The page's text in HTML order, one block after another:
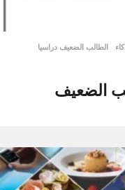
,
الطالب الضعيف دراسيا
الضعيف